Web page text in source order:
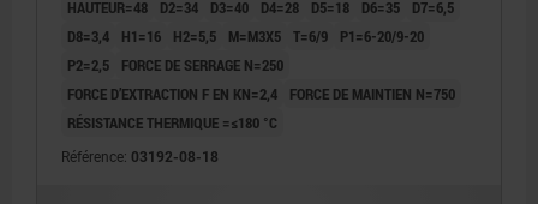
HAUTEUR=48
D2=34 D3=40 D4=28 D5=18 D6=35
D7=6,5
D8=3,4
H1=16 H2=5,5 M=M3X5 T=6/9
P1=6-20/9-20
P2=2,5
FORCE DE SERRAGE N=250
FORCE D’EXTRACTION F EN KN=2,4
FORCE DE MAINTIEN N=750
RÉSISTANCE THERMIQUE =≤180 °C
Référence: 03192-08-18